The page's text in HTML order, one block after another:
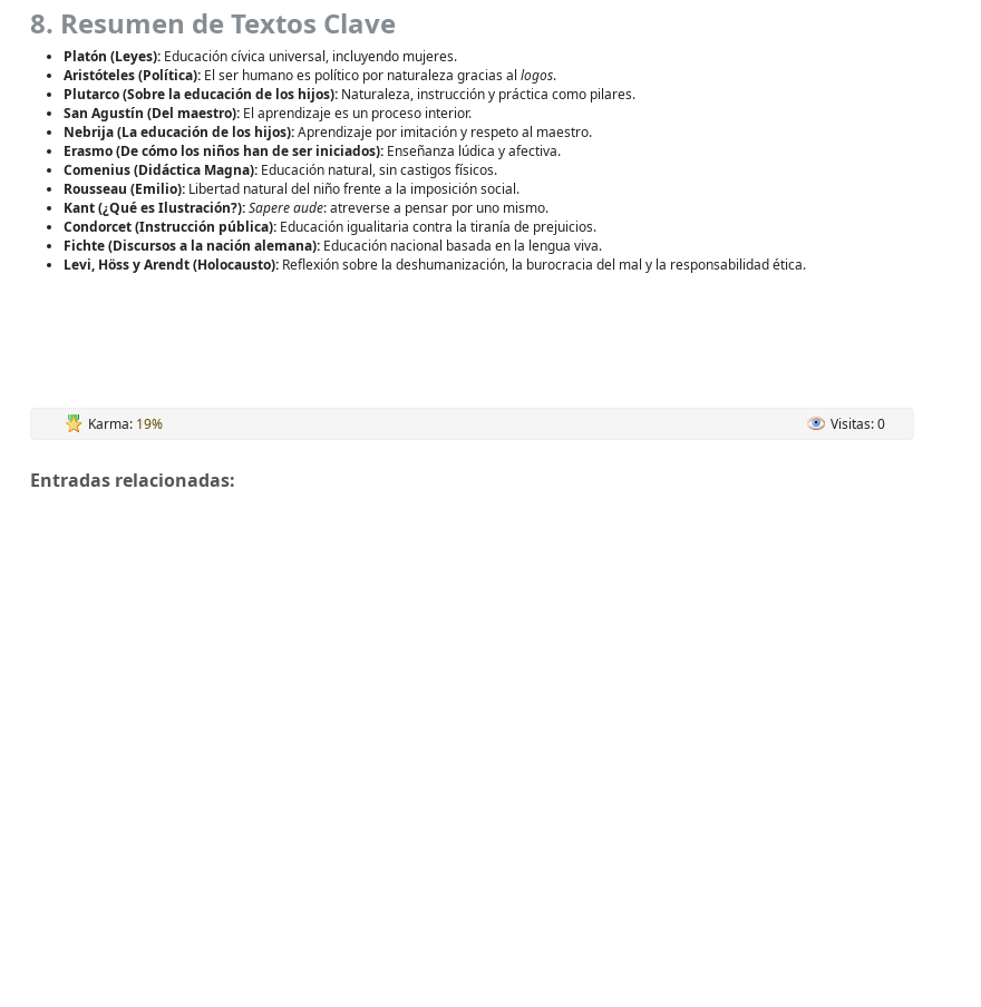
8. Resumen de Textos Clave
Platón (Leyes): Educación cívica universal, incluyendo mujeres.
Aristóteles (Política): El ser humano es político por naturaleza gracias al logos.
Plutarco (Sobre la educación de los hijos): Naturaleza, instrucción y práctica como pilares.
San Agustín (Del maestro): El aprendizaje es un proceso interior.
Nebrija (La educación de los hijos):Aprendizaje por imitación y respeto al maestro.
Erasmo (De cómo los niños han de ser iniciados): Enseñanza lúdica y afectiva.
Comenius (Didáctica Magna): Educación natural, sin castigos físicos.
Rousseau (Emilio): Libertad natural del niño frente a la imposición social.
Kant (¿Qué es Ilustración?):Sapere aude: atreverse a pensar por uno mismo.
Condorcet (Instrucción pública): Educación igualitaria contra la tiranía de prejuicios.
Fichte (Discursos a la nación alemana): Educación nacional basada en la lengua viva.
Levi, Höss y Arendt (Holocausto): Reflexión sobre la deshumanización, la burocracia del mal y la responsabilidad ética.
Karma: 19% Visitas: 0
Entradas relacionadas: